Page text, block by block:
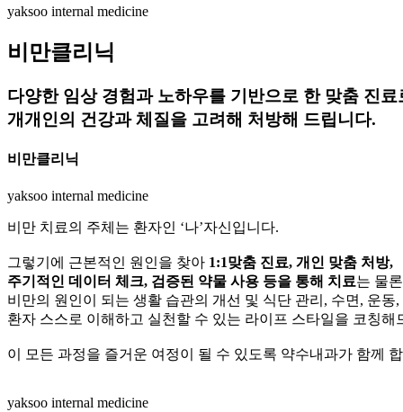
yaksoo internal medicine
비만클리닉
다양한 임상 경험과 노하우를 기반으로 한 맞춤 진료
개개인의 건강과 체질을 고려해 처방해 드립니다.
비만클리닉
yaksoo internal medicine
비만 치료의 주체는 환자인 ‘나’자신입니다.
그렇기에 근본적인 원인을 찾아 1:1맞춤 진료, 개인 맞춤 처방,
주기적인 데이터 체크, 검증된 약물 사용 등을 통해 치료는 물
비만의 원인이 되는 생활 습관의 개선 및 식단 관리, 수면, 운동
환자 스스로 이해하고 실천할 수 있는 라이프 스타일을 코칭해
이 모든 과정을 즐거운 여정이 될 수 있도록 약수내과가 함께
yaksoo internal medicine